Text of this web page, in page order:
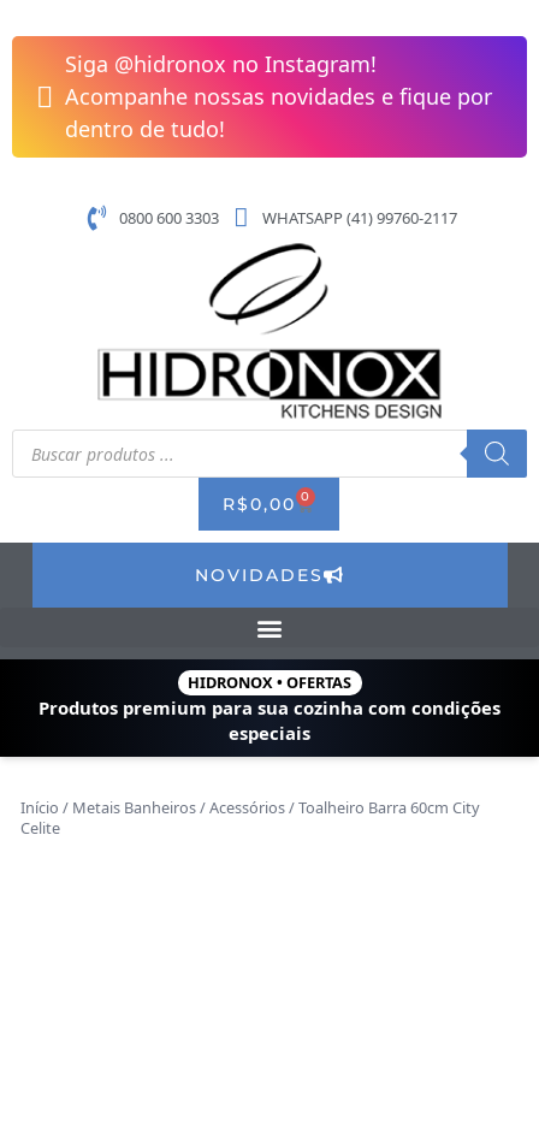
para
conteúdo
Siga @hidronox no Instagram!
Acompanhe nossas novidades e fique por
dentro de tudo!
0800 600 3303 WHATSAPP (41) 99760-2117
Pesquisar
produtos
R$0,00 0 CART
NOVIDADES
HIDRONOX • OFERTAS
Produtos premium para sua cozinha com condições
especiais
Início / Metais Banheiros/Acessórios/ Toalheiro Barra 60cm City
Celite
Barra
60cm
City
Celite
quantidade